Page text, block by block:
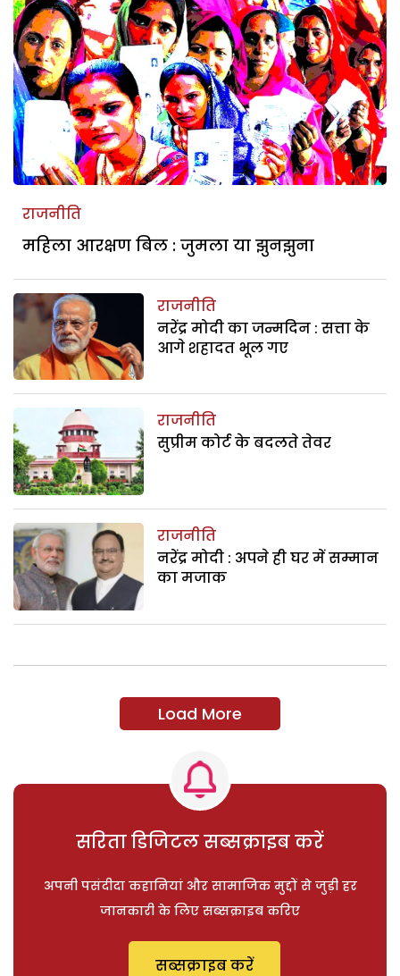
राजनीति
महिला आरक्षण बिल : जुमला या झुनझुना
राजनीति
नरेंद्र मोदी का जन्मदिन : सत्ता के
आगे शहादत भूल गए
राजनीति
सुप्रीम कोर्ट के बदलते तेवर
राजनीति
नरेंद्र मोदी : अपने ही घर में सम्मान
का मजाक
Load More
सरिता डिजिटल सब्सक्राइब करें
अपनी पसंदीदा कहानियां और सामाजिक मुद्दों से जुड़ी हर
जानकारी के लिए सब्सक्राइब करिए
सब्सक्राइब करें